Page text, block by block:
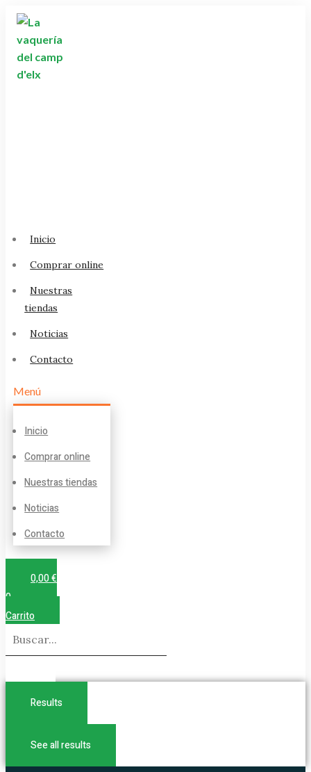
contenido
Inicio
Comprar online
Nuestras
tiendas
Noticias
Contacto
Menú
Inicio
Comprar online
Nuestras tiendas
Noticias
Contacto
0,00€
0
Carrito
Results
See all results